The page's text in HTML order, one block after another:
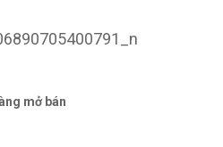
mở bán